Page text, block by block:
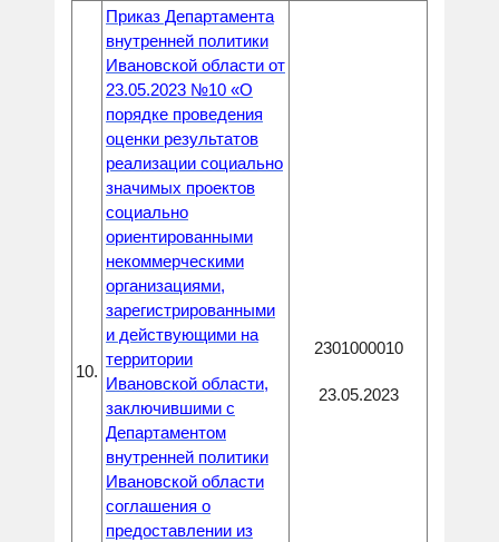
10.
Приказ Департамента
внутренней политики
Ивановской области от
23.05.2023 №10 «О
порядке проведения
оценки результатов
реализации социально
значимых проектов
социально
ориентированными
некоммерческими
организациями,
зарегистрированными
и действующими на
территории
Ивановской области,
заключившими с
Департаментом
внутренней политики
Ивановской области
соглашения о
предоставлении из
2301000010
23.05.2023